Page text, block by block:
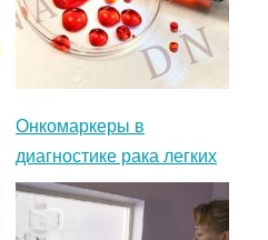
Онкомаркеры в
диагностике рака легких